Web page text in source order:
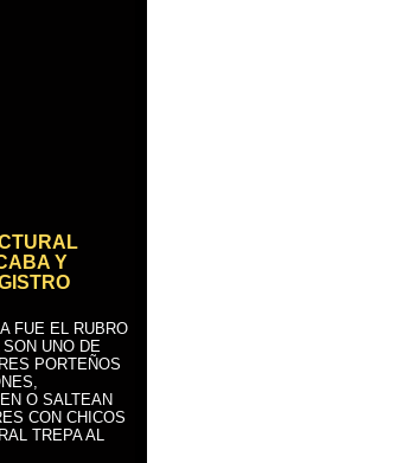
Y
FUE EL RUBRO
UNO DE
PORTEÑOS
O SALTEAN
CON CHICOS
TREPA AL